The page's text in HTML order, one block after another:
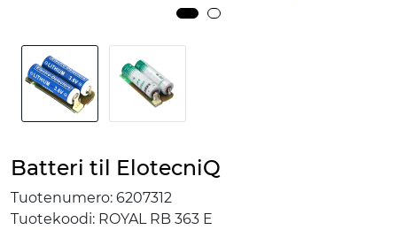
Batteri til ElotecniQ
Tuotenumero: 6207312
Tuotekoodi: ROYAL RB 363 E